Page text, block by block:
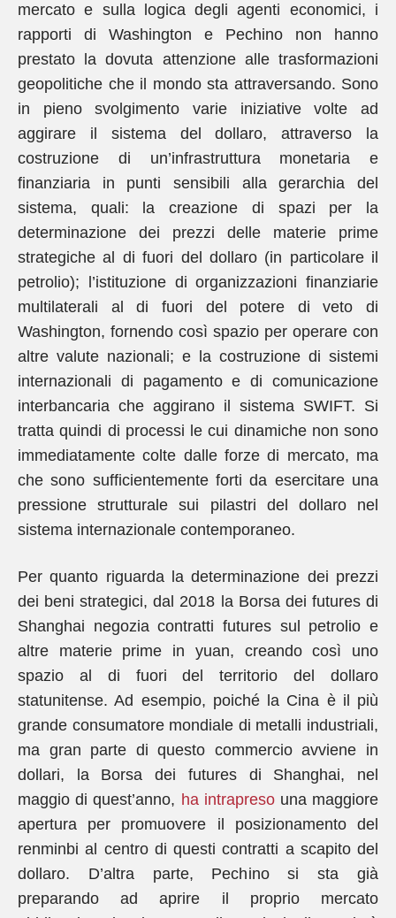
mercato e sulla logica degli agenti economici, i
rapporti di Washington e Pechino non hanno
prestato la dovuta attenzione alle trasformazioni
geopolitiche che il mondo sta attraversando. Sono
in pieno svolgimento varie iniziative volte ad
aggirare il sistema del dollaro, attraverso la
costruzione di un’infrastruttura monetaria e
finanziaria in punti sensibili alla gerarchia del
sistema, quali: la creazione di spazi per la
determinazione dei prezzi delle materie prime
strategiche al di fuori del dollaro (in particolare il
petrolio); l’istituzione di organizzazioni finanziarie
multilaterali al di fuori del potere di veto di
Washington, fornendo così spazio per operare con
altre valute nazionali; e la costruzione di sistemi
internazionali di pagamento e di comunicazione
interbancaria che aggirano il sistema SWIFT. Si
tratta quindi di processi le cui dinamiche non sono
immediatamente colte dalle forze di mercato, ma
che sono sufficientemente forti da esercitare una
pressione strutturale sui pilastri del dollaro nel
sistema internazionale contemporaneo.
Per quanto riguarda la determinazione dei prezzi
dei beni strategici, dal 2018 la Borsa dei futures di
Shanghai negozia contratti futures sul petrolio e
altre materie prime in yuan, creando così uno
spazio al di fuori del territorio del dollaro
statunitense. Ad esempio, poiché la Cina è il più
grande consumatore mondiale di metalli industriali,
ma gran parte di questo commercio avviene in
dollari, la Borsa dei futures di Shanghai, nel
maggio di quest’anno, ha intrapresouna maggiore
apertura per promuovere il posizionamento del
renminbi al centro di questi contratti a scapito del
dollaro. D’altra parte, Pechino si sta già
preparando ad aprire il proprio mercato